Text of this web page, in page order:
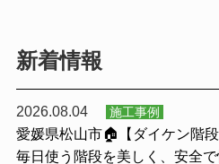
新着情報
2026.08.04 施工事例
愛媛県松山市🏠【ダイケン階
毎日使う階段を美しく、安全